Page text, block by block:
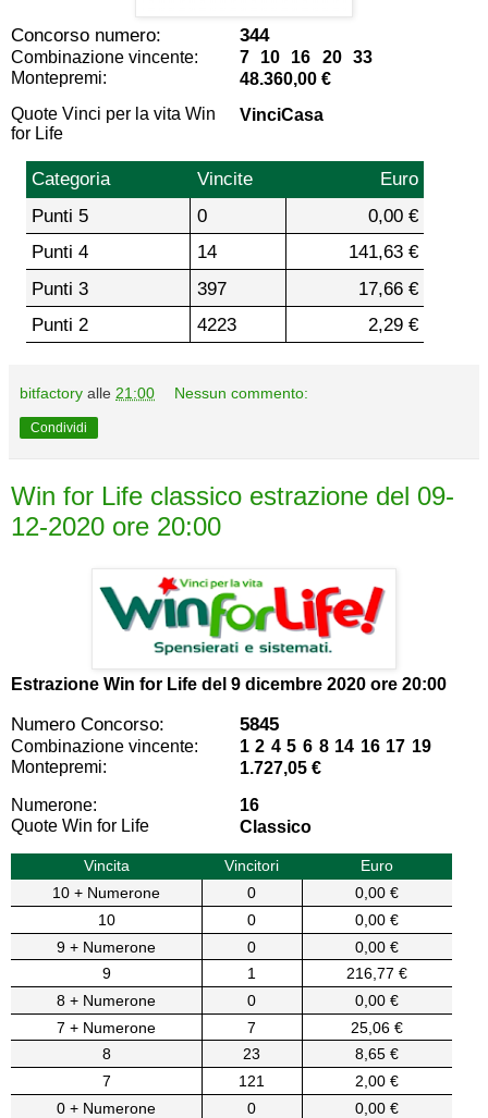
Concorso numero: 344
Combinazione vincente:
7 10 16 20 33
Montepremi:
48.360,00 €
Quote Vinci per la vita Win
for Life
VinciCasa
Categoria Vincite
Euro
Punti 5
0
0,00 €
Punti 4
14
141,63 €
Punti 3
397
17,66 €
Punti 2
4223 2,29 €
bitfactory alle 21:00 Nessun commento:
Condividi
Win for Life classico estrazione del 09-
12-2020 ore 20:00
Estrazione Win for Life del 9 dicembre 2020 ore 20:00
Numero Concorso: 5845
Combinazione vincente:
1 2 4 5 6 8 14 16 17 19
Montepremi:
1.727,05 €
Numerone:
16
Quote Win for Life
Classico
Vincita Vincitori
Euro
10 + Numerone
0
0,00 €
10
0
0,00 €
9 + Numerone
0
0,00 €
9
1
216,77 €
8 + Numerone
0
0,00 €
7 + Numerone
7
25,06 €
8
23
8,65 €
7
121
2,00 €
0 + Numerone
0
0,00 €